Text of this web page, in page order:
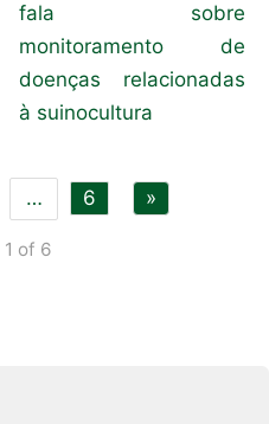
fala sobre
monitoramento de
doenças relacionadas
à suinocultura
… 6 »
1 of 6